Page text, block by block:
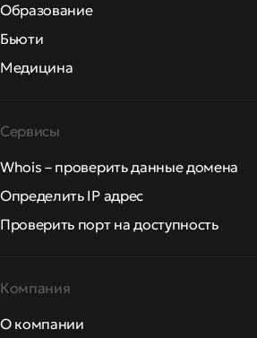
Образование
Бьюти
Медицина
Сервисы
Whois – проверить данные домена
Определить IP адрес
Проверить порт на доступность
Компания
О компании